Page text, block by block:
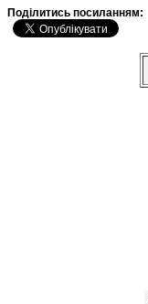
Подiлитись посиланням: